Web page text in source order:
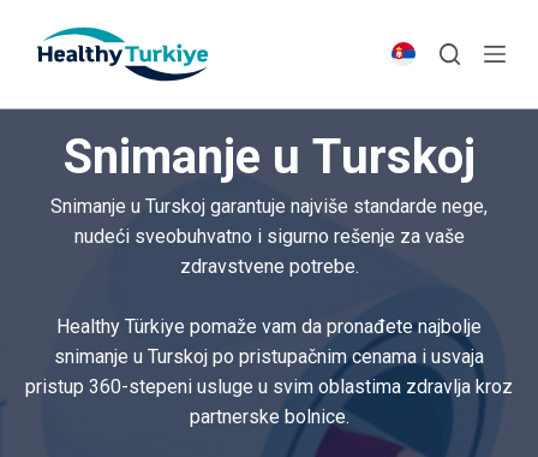
p
t
Snimanje u Turskoj
Snimanje u Turskoj garantuje najviše standarde nege,
nudeći sveobuhvatno i sigurno rešenje za vaše
zdravstvene potrebe.
Healthy Türkiye pomaže vam da pronađete najbolje
snimanje u Turskoj po pristupačnim cenama i usvaja
pristup 360-stepeni usluge u svim oblastima zdravlja kroz
partnerske bolnice.